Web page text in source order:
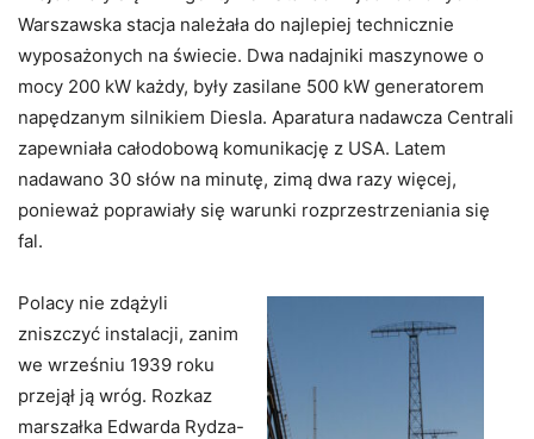
Warszawska stacja należała do najlepiej technicznie
wyposażonych na świecie. Dwa nadajniki maszynowe o
mocy 200 kW każdy, były zasilane 500 kW generatorem
napędzanym silnikiem Diesla. Aparatura nadawcza Centrali
zapewniała całodobową komunikację z USA. Latem
nadawano 30 słów na minutę, zimą dwa razy więcej,
ponieważ poprawiały się warunki rozprzestrzeniania się
fal.
Polacy nie zdążyli
zniszczyć instalacji, zanim
we wrześniu 1939 roku
przejął ją wróg. Rozkaz
marszałka Edwarda Rydza-